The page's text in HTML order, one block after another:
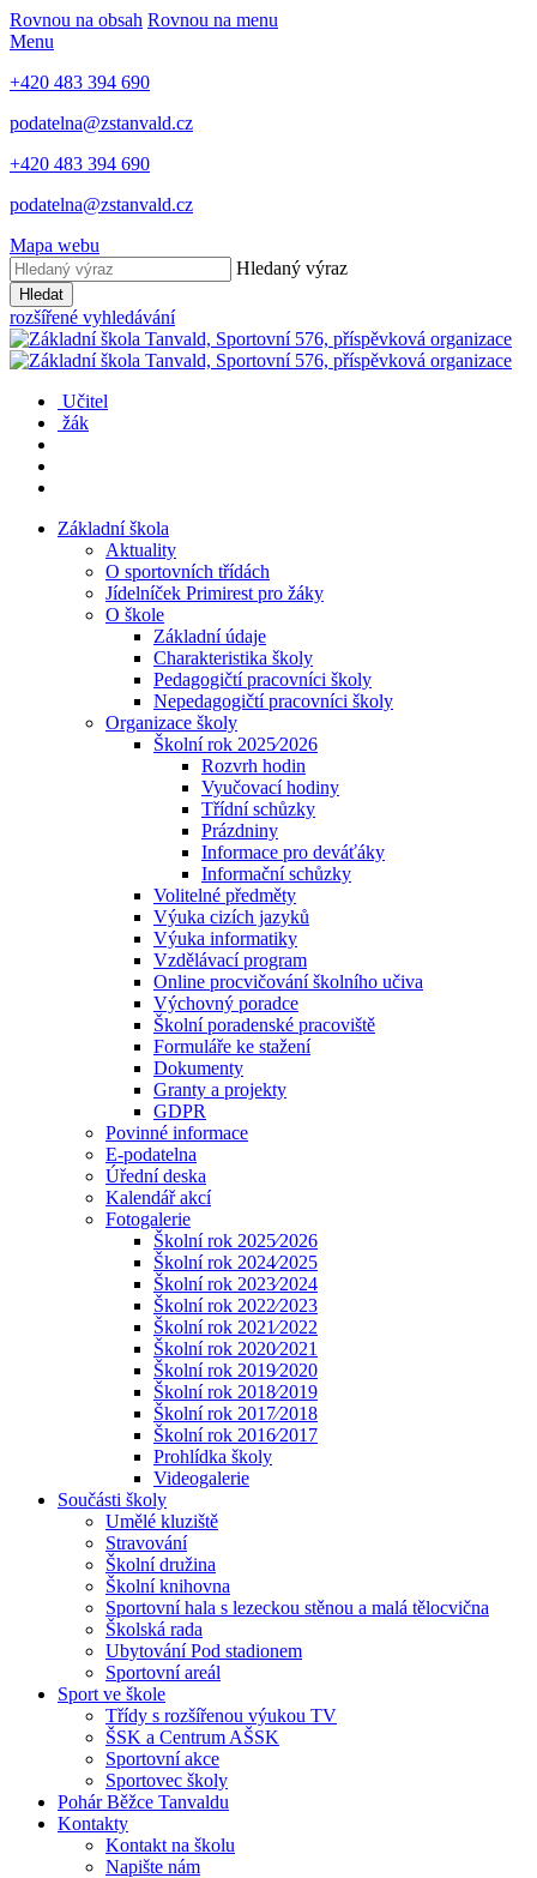
Rovnou na obsah Rovnou na menu
Menu
+420 483 394 690
podatelna@zstanvald.cz
+420 483 394 690
podatelna@zstanvald.cz
Mapa webu
Hledaný výraz
Hledat
rozšířené vyhledávání
Učitel
žák
Základní škola
Aktuality
O sportovních třídách
Jídelníček Primirest pro žáky
O škole
Základní údaje
Charakteristika školy
Pedagogičtí pracovníci školy
Nepedagogičtí pracovníci školy
Organizace školy
Školní rok 2025⁄2026
Rozvrh hodin
Vyučovací hodiny
Třídní schůzky
Prázdniny
Informace pro deváťáky
Informační schůzky
Volitelné předměty
Výuka cizích jazyků
Výuka informatiky
Vzdělávací program
Online procvičování školního učiva
Výchovný poradce
Školní poradenské pracoviště
Formuláře ke stažení
Dokumenty
Granty a projekty
GDPR
Povinné informace
E-podatelna
Úřední deska
Kalendář akcí
Fotogalerie
Školní rok 2025⁄2026
Školní rok 2024⁄2025
Školní rok 2023⁄2024
Školní rok 2022⁄2023
Školní rok 2021⁄2022
Školní rok 2020⁄2021
Školní rok 2019⁄2020
Školní rok 2018⁄2019
Školní rok 2017⁄2018
Školní rok 2016⁄2017
Prohlídka školy
Videogalerie
Součásti školy
Umělé kluziště
Stravování
Školní družina
Školní knihovna
Sportovní hala s lezeckou stěnou a malá tělocvična
Školská rada
Ubytování Pod stadionem
Sportovní areál
Sport ve škole
Třídy s rozšířenou výukou TV
ŠSK a Centrum AŠSK
Sportovní akce
Sportovec školy
Pohár Běžce Tanvaldu
Kontakty
Kontakt na školu
Napište nám